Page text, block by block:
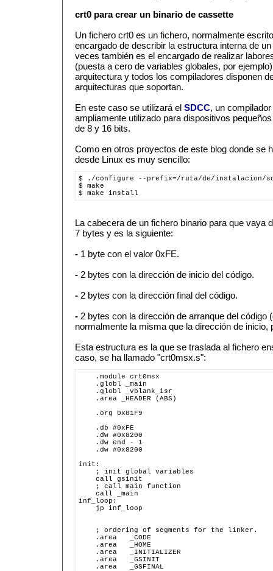
crt0 para crear un binario de cassette
Un fichero crt0 es un fichero, normalmente
encargado de describir la estructura interna de
veces también es el encargado de realizar
(puesta a cero de variables globales, por
arquitectura y todos los compiladores disponen
arquitecturas que soportan.
En este caso se utilizará el SDCC, un
ampliamente utilizado para dispositivos
de 8 y 16 bits.
Como en otros proyectos de este blog donde se
desde Linux es muy sencillo:
$ ./configure --prefix=/ruta/de/instalacion/
$ make
$ make install
La cabecera de un fichero binario para que vaya
7 bytes y es la siguiente:
- 1 byte con el valor 0xFE.
- 2 bytes con la dirección de inicio del código.
- 2 bytes con la dirección final del código.
- 2 bytes con la dirección de arranque del código
normalmente la misma que la dirección de inicio,
Esta estructura es la que se traslada al fichero
caso, se ha llamado "crt0msx.s":
    .module crt0msx
    .globl _main
    .globl _vblank_isr
    .area _HEADER (ABS)
    .org 0x81F9
    .db #0xFE
    .dw #0x8200
    .dw end - 1
    .dw #0x8200
init:
    ; init global variables
    call gsinit
    ; call main function
    call _main
inf_loop:
    jp inf_loop
    ; ordering of segments for the linker.
    .area   _CODE
    .area   _HOME
    .area   _INITIALIZER
    .area   _GSINIT
    .area   _GSFINAL